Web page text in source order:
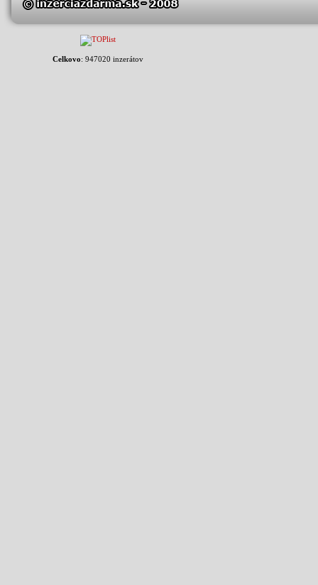
Celkovo: 947020 inzerátov